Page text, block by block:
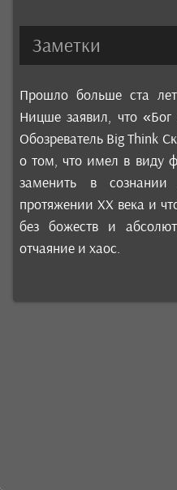
Заметки
Прошло больше ста
Ницше заявил, что
Обозреватель Big Think
о том, что имел в виду
заменить в
протяжении XX века и
без божеств и
отчаяние и хаос.